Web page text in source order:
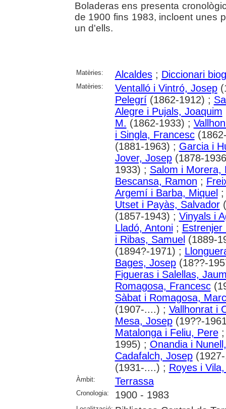
Boladeras ens presenta
de 1900 fins 1983, incloent unes
un d'ells.
Matèries: Alcaldes; Diccionari
Matèries: Ventalló i Vintró, Josep
Pelegrí(1862-1912) ;
Alegre i Pujals, Joaquim
M. (1862-1933) ;
i Singla, Francesc
(1881-1963) ; Garcia i
Jover, Josep(1878-
1933) ; Salom i Morera,
Bescansa, Ramon ;
Argemí i Barba, Miquel
Utset i Payàs, Salvador
(1857-1943) ; Vinyals i
Lladó, Antoni; Estrenjer
i Ribas, Samuel (1889-
(1894?-1971) ;
Bages, Josep(18??-
Figueras i Salellas,
Romagosa, Francesc
Sàbat i Romagosa,
(1907-....) ; Vallhonrat i
Mesa, Josep(19??-
Matalonga i Feliu, Pere
1995) ; Onandia i
Cadafalch, Josep
(1931-....) ; Royes i
Àmbit: Terrassa
Cronologia: 1900 - 1983